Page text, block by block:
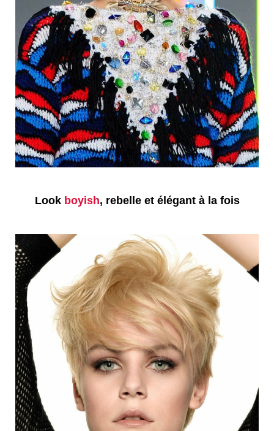
Look boyish, rebelle et élégant à la fois